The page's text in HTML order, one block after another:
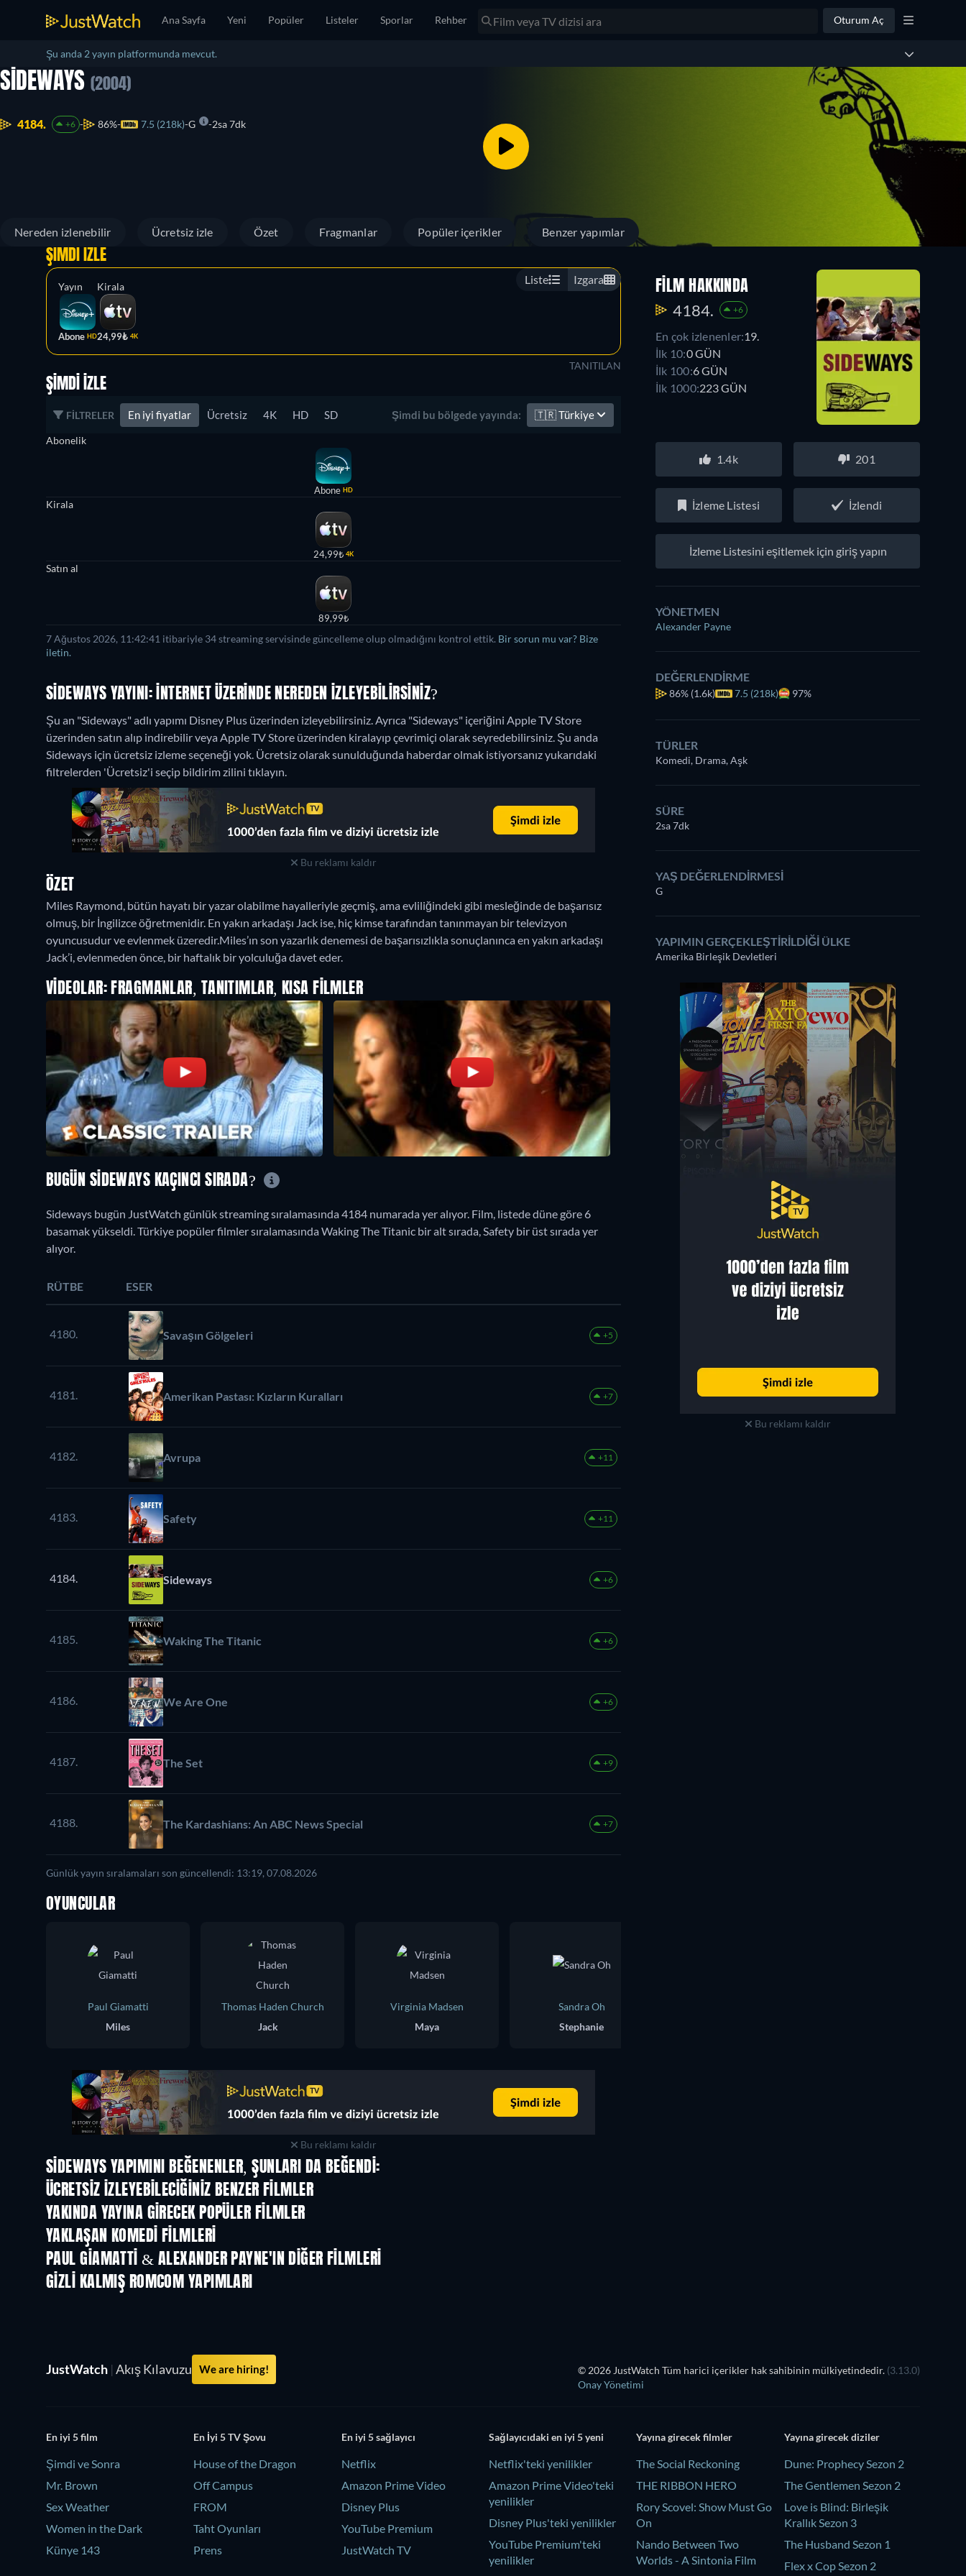
Ana Sayfa Yeni Popüler Listeler Sporlar Rehber Oturum Aç
Şu anda 2 yayın platformunda mevcut.
SIDEWAYS (2004)
4184. +6 86% 7.5 (218k) G 2sa 7dk
Nereden izlenebilir Ücretsiz izle Özet Fragmanlar Popüler içerikler Benzer yapımlar
Liste Izgara
ŞIMDI İZLE
Yayın
Abone HD
Kirala
24,99₺ 4K
TANITILAN
ŞIMDI İZLE
FILTRELER En iyi fiyatlar Ücretsiz 4K HD SD Şimdi bu bölgede yayında: 🇹🇷Türkiye
Abonelik
Abone HD
Kirala
24,99₺ 4K
Satın al
89,99₺
7 Ağustos 2026, 11:42:41 itibariyle 34 streaming servisinde güncelleme olup olmadığını kontrol ettik. Bir sorun mu var? Bize
iletin.
SIDEWAYS YAYINI: İNTERNET ÜZERINDE NEREDEN IZLEYEBILIRSINIZ?
Şu an "Sideways" adlı yapımı Disney Plus üzerinden izleyebilirsiniz. Ayrıca "Sideways" içeriğini Apple TV Store
üzerinden satın alıp indirebilir veya Apple TV Store üzerinden kiralayıp çevrimiçi olarak seyredebilirsiniz. Şu anda
Sideways için ücretsiz izleme seçeneği yok. Ücretsiz olarak sunulduğunda haberdar olmak istiyorsanız yukarıdaki
filtrelerden 'Ücretsiz'i seçip bildirim zilini tıklayın.
Bu reklamı kaldır
ÖZET
Miles Raymond, bütün hayatı bir yazar olabilme hayalleriyle geçmiş, ama evliliğindeki gibi mesleğinde de başarısız
olmuş, bir İngilizce öğretmenidir. En yakın arkadaşı Jack ise, hiç kimse tarafından tanınmayan bir televizyon
oyuncusudur ve evlenmek üzeredir.Miles’ın son yazarlık denemesi de başarısızlıkla sonuçlanınca en yakın arkadaşı
Jack’i, evlenmeden önce, bir haftalık bir yolculuğa davet eder.
VIDEOLAR: FRAGMANLAR, TANITIMLAR, KISA FILMLER
FILM HAKKINDA
4184. +6
En çok izlenenler:19.
İlk 10:0 GÜN
İlk 100:6 GÜN
İlk 1000:223 GÜN
1.4k 201
İzleme Listesi İzlendi
İzleme Listesini eşitlemek için giriş yapın
YÖNETMEN
Alexander Payne
DEĞERLENDIRME
86% (1.6k) 7.5 (218k) 97%
TÜRLER
Komedi, Drama, Aşk
SÜRE
2sa 7dk
YAŞ DEĞERLENDIRMESI
G
YAPIMIN GERÇEKLEŞTIRILDIĞI ÜLKE
Amerika Birleşik Devletleri
Bu reklamı kaldır
BUGÜN SIDEWAYS KAÇINCI SIRADA?
Sideways bugün JustWatch günlük streaming sıralamasında 4184 numarada yer alıyor. Film, listede düne göre 6
basamak yükseldi. Türkiye popüler filmler sıralamasında Waking The Titanic bir alt sırada, Safety bir üst sırada yer
alıyor.
RÜTBE ESER
4180. Savaşın Gölgeleri +5
4181. Amerikan Pastası: Kızların Kuralları +7
4182. Avrupa +11
4183. Safety +11
4184. Sideways +6
4185. Waking The Titanic +6
4186. We Are One +6
4187. The Set +9
4188. The Kardashians: An ABC News Special +7
Günlük yayın sıralamaları son güncellendi: 13:19, 07.08.2026
OYUNCULAR
Paul Giamatti
Miles
Thomas Haden Church
Jack
Virginia Madsen
Maya
Sandra Oh
Stephanie
Bu reklamı kaldır
SIDEWAYS YAPIMINI BEĞENENLER, ŞUNLARI DA BEĞENDI:
ÜCRETSIZ IZLEYEBILECIĞINIZ BENZER FILMLER
YAKINDA YAYINA GIRECEK POPÜLER FILMLER
YAKLAŞAN KOMEDI FILMLERI
PAUL GIAMATTI & ALEXANDER PAYNE'IN DIĞER FILMLERI
GIZLI KALMIŞ ROMCOM YAPIMLARI
JustWatch | Akış Kılavuzu We are hiring! © 2026 JustWatch Tüm harici içerikler hak sahibinin mülkiyetindedir. (3.13.0)
Onay Yönetimi
En iyi 5 film
Şimdi ve Sonra
Mr. Brown
Sex Weather
Women in the Dark
Künye 143
En İyi 5 TV Şovu
House of the Dragon
Off Campus
FROM
Taht Oyunları
Prens
En iyi 5 sağlayıcı
Netflix
Amazon Prime Video
Disney Plus
YouTube Premium
JustWatch TV
Sağlayıcıdaki en iyi 5 yeni
Netflix'teki yenilikler
Amazon Prime Video'teki
yenilikler
Disney Plus'teki yenilikler
YouTube Premium'teki
yenilikler
Yayına girecek filmler
The Social Reckoning
THE RIBBON HERO
Rory Scovel: Show Must Go
On
Nando Between Two
Worlds - A Sintonia Film
Yayına girecek diziler
Dune: Prophecy Sezon 2
The Gentlemen Sezon 2
Love is Blind: Birleşik
Krallık Sezon 3
The Husband Sezon 1
Flex x Cop Sezon 2